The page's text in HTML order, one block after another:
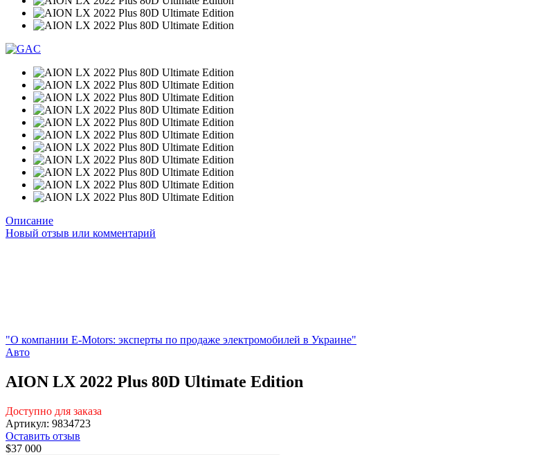
Описание
Новый отзыв или комментарий
"О компании E-Motors: эксперты по продаже электромобилей в Украине"
Авто
AION LX 2022 Plus 80D Ultimate Edition
Доступно для заказа
Артикул: 9834723
Оставить отзыв
$37 000